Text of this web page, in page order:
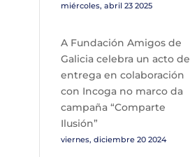
miércoles, abril 23 2025
A Fundación Amigos de
Galicia celebra un acto de
entrega en colaboración
con Incoga no marco da
campaña “Comparte
Ilusión”
viernes, diciembre 20 2024